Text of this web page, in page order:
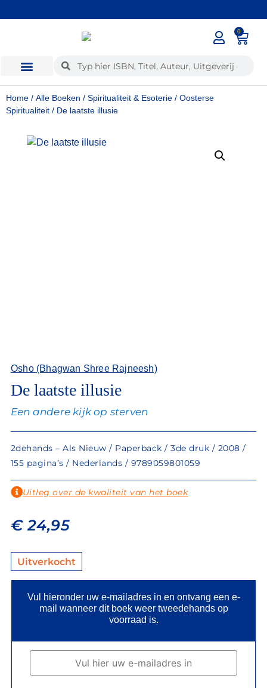
0
Home / Alle Boeken / Spiritualiteit & Esoterie / Oosterse
Spiritualiteit / De laatste illusie
Osho (Bhagwan Shree Rajneesh)
De laatste illusie
Een andere kijk op sterven
2dehands – Als Nieuw / Paperback / 3de druk / 2008 /
155 pagina’s / Nederlands / 9789059801059
Uitleg over de kwaliteit van het boek
€24,95
Uitverkocht
Vul hieronder uw e-mailadres in en ontvang een e-
mail wanneer dit boek weer tweedehands op
voorraad is.